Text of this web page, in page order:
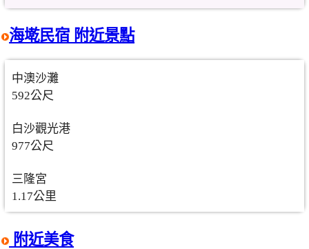
海墘民宿 附近景點
中澳沙灘
592公尺
白沙觀光港
977公尺
三隆宮
1.17公里
附近美食